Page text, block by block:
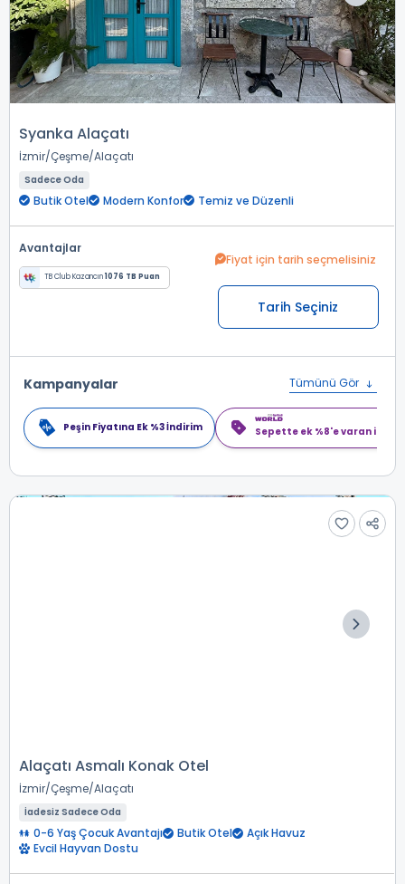
Syanka Alaçatı
İzmir Çeşme Alaçatı
Sadece Oda
Butik Otel Modern Konfor Temiz ve Düzenli
Avantajlar
TB Club Kazancın1076 TB Puan
Fiyat için tarih seçmelisiniz
Tarih Seçiniz
Kampanyalar Tümünü Gör
Peşin Fiyatına Ek %3 İndirim Sepette ek %8'e varan
Alaçatı Asmalı Konak Otel
İzmir Çeşme Alaçatı
İadesiz Sadece Oda
0-6 Yaş Çocuk Avantajı Butik Otel
Açık Havuz
Evcil Hayvan Dostu